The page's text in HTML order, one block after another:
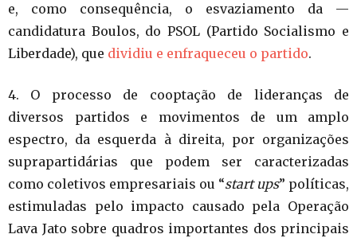
e, como consequência, o esvaziamento da —
candidatura Boulos, do PSOL (Partido Socialismo e
Liberdade), que dividiu e enfraqueceu o partido.
4. O processo de cooptação de lideranças de
diversos partidos e movimentos de um amplo
espectro, da esquerda à direita, por organizações
suprapartidárias que podem ser caracterizadas
como coletivos empresariais ou “start ups” políticas,
estimuladas pelo impacto causado pela Operação
Lava Jato sobre quadros importantes dos principais